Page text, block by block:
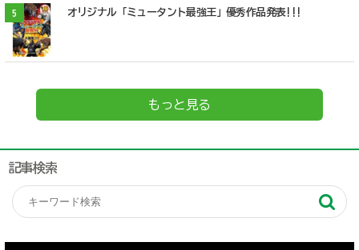
5 オリジナル「ミュータント最強王」優秀作品発表!!!
もっと見る
記事検索